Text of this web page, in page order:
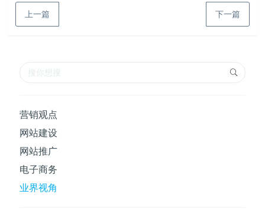
上一篇 下一篇
营销观点
网站建设
网站推广
电子商务
业界视角